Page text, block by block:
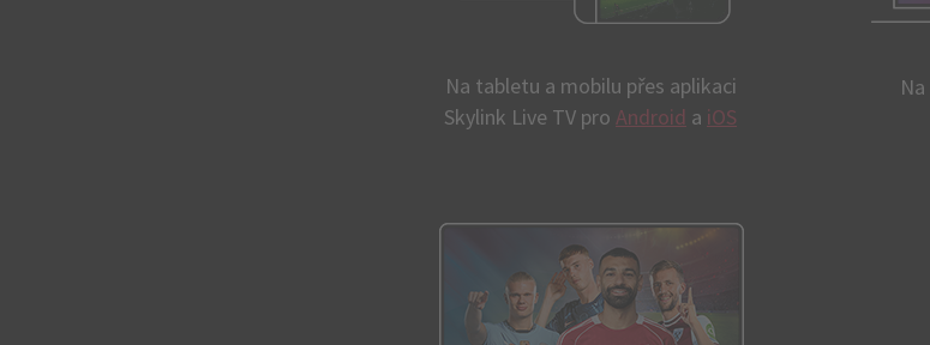
Na tabletu a mobilu přes aplikaci
Skylink Live TV pro Android a iOS